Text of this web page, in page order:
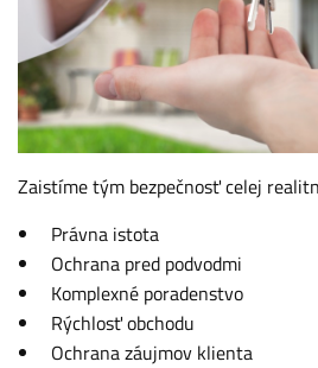
Zaistíme tým bezpečnosť celej
Právna istota
Ochrana pred podvodmi
Komplexné poradenstvo
Rýchlosť obchodu
Ochrana záujmov klienta